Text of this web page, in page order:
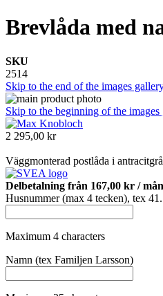
Brevlåda med
SKU
2514
Skip to the end of the images
Skip to the beginning of the images
2 295,00 kr
Väggmonterad postlåda i
Delbetalning från 167,00 kr /
Husnummer (max 4 tecken), tex
Maximum 4 characters
Namn (tex Familjen Larsson)